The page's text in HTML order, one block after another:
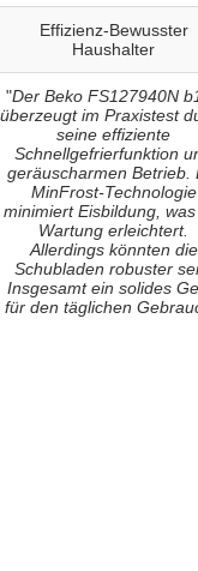
Effizienz-Bewusster
Haushalter
"Der Beko FS127940N
überzeugt im Praxistest
seine effiziente
Schnellgefrierfunktion
geräuscharmen Betrieb.
MinFrost-Technologie
minimiert Eisbildung,
Wartung erleichtert.
Allerdings könnten die
Schubladen robuster
Insgesamt ein solides
für den täglichen